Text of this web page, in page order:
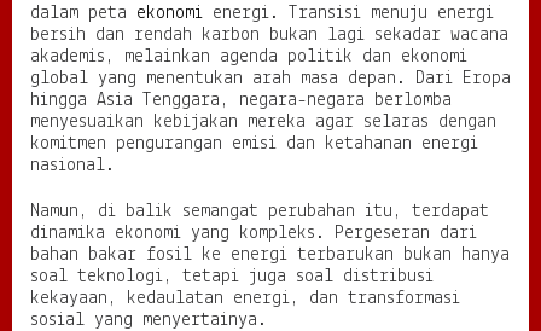
i
s
i
G
l
o
b
:
A
n
t
a
r
dalam peta ekonomi energi. Transisi menuju energi
bersih dan rendah karbon bukan lagi sekadar wacana
akademis, melainkan agenda politik dan ekonomi
global yang menentukan arah masa depan. Dari Eropa
hingga Asia Tenggara, negara-negara berlomba
menyesuaikan kebijakan mereka agar selaras dengan
komitmen pengurangan emisi dan ketahanan energi
nasional.
Namun, di balik semangat perubahan itu, terdapat
dinamika ekonomi yang kompleks. Pergeseran dari
bahan bakar fosil ke energi terbarukan bukan hanya
soal teknologi, tetapi juga soal distribusi
kekayaan, kedaulatan energi, dan transformasi
sosial yang menyertainya.